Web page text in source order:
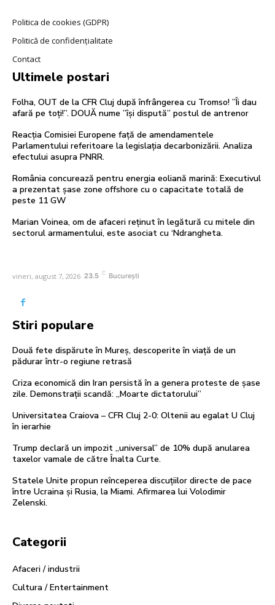
Politica de cookies (GDPR)
Politică de confidențialitate
Contact
Ultimele postari
Folha, OUT de la CFR Cluj după înfrângerea cu Tromso! ”Îi dau
afară pe toți!”. DOUĂ nume ”își dispută” postul de antrenor
Reacția Comisiei Europene față de amendamentele
Parlamentului referitoare la legislația decarbonizării. Analiza
efectului asupra PNRR.
România concurează pentru energia eoliană marină: Executivul
a prezentat șase zone offshore cu o capacitate totală de
peste 11 GW
Marian Voinea, om de afaceri reținut în legătură cu mitele din
sectorul armamentului, este asociat cu ‘Ndrangheta.
vineri, august 7, 2026 23.5 C București
Stiri populare
Două fete dispărute în Mureș, descoperite în viaţă de un
pădurar într-o regiune retrasă
Criza economică din Iran persistă în a genera proteste de șase
zile. Demonstrații scandă: „Moarte dictatorului”
Universitatea Craiova – CFR Cluj 2-0: Oltenii au egalat U Cluj
în ierarhie
Trump declară un impozit „universal” de 10% după anularea
taxelor vamale de către Înalta Curte.
Statele Unite propun reînceperea discuțiilor directe de pace
între Ucraina și Rusia, la Miami. Afirmarea lui Volodimir
Zelenski.
Categorii
Afaceri / industrii
Cultura / Entertainment